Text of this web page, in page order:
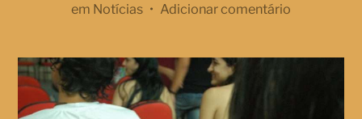
em Notícias • Adicionar comentário